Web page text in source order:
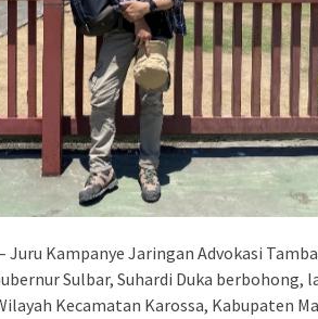
Juru Kampanye Jaringan Advokasi
Sulbar, Suhardi Duka berbohong,
Kecamatan Karossa, Kabupaten